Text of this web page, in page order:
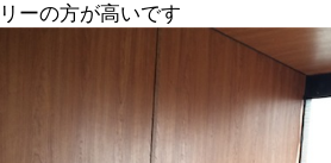
ーの方が高いです